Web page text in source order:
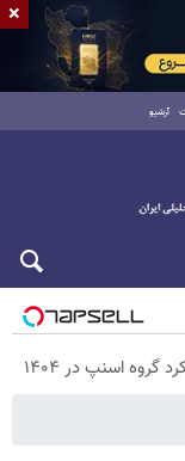
آرشیو
اسنپ در ۱۴۰۴
×